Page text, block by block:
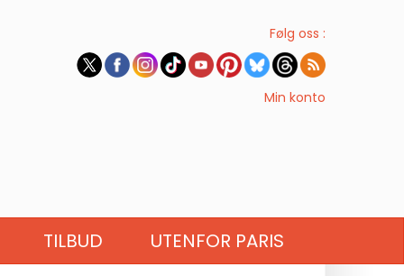
Følg oss :
Min konto
TILBUD UTENFOR PARIS